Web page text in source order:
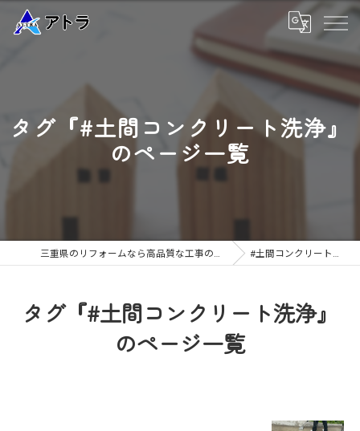
タグ『#土間コンクリート洗浄』
のページ一覧
三重県のリフォームなら高品質な工事のアトラ #土間コンクリート洗浄
タグ『#土間コンクリート洗浄』
のページ一覧